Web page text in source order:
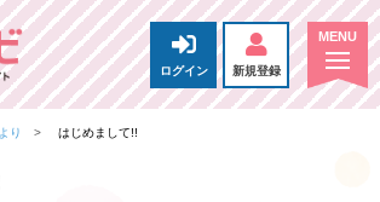
ログイン 新規登録
り はじめまして!!